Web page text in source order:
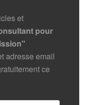
et
pour
adresse email
ce